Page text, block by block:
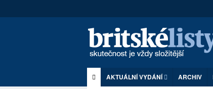
AKTUÁLNÍ VYDÁNÍ ARCHIV